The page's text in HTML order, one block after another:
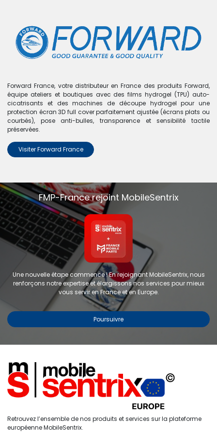
Étiquettes
Accueil Recherche
0
Compte
Boutique 0 articles trouvés.
Nous n'avons trouvé aucun
produit !
Aucun produit défini dans la catégorieZ Fold - F900.
Forward France, votre distributeur en France des produits Forward,
équipe ateliers et boutiques avec des films hydrogel (TPU) auto-
cicatrisants et des machines de découpe hydrogel pour une
protection écran 3D full cover parfaitement ajustée (écrans plats ou
courbés), pose anti-bulles, transparence et sensibilité tactile
préservées.
Visiter Forward France
FMP-France rejoint MobileSentrix
Une nouvelle étape commence ! En rejoignant MobileSentrix, nous
renforçons notre expertise et élargissons nos services pour mieux
vous servir en France et en Europe.
Poursuivre
Retrouvez l’ensemble de nos produits et services sur la plateforme
européenne MobileSentrix.
Copyright © 2024 FMP-France. Tous droits réservés